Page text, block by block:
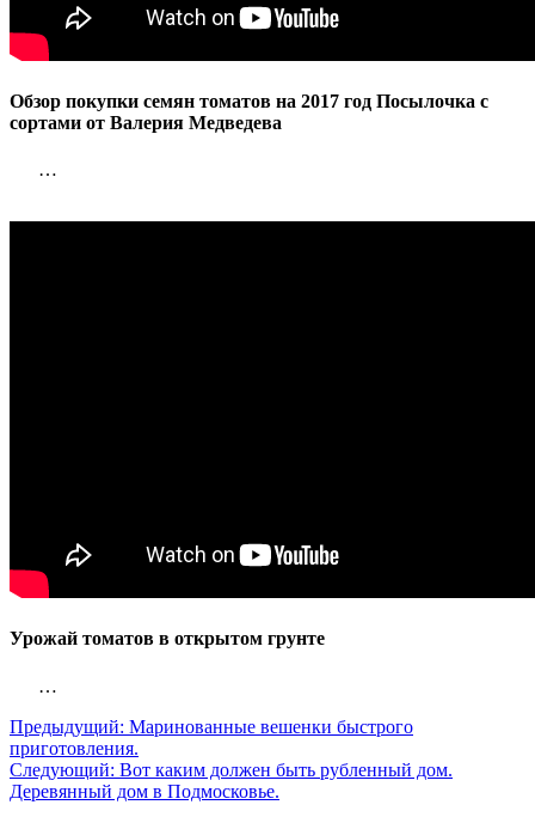
Обзор покупки семян томатов на 2017 год Посылочка с
сортами от Валерия Медведева
…
Урожай томатов в открытом грунте
…
Предыдущий: Маринованные вешенки быстрого
приготовления.
Следующий: Вот каким должен быть рубленный дом.
Деревянный дом в Подмосковье.